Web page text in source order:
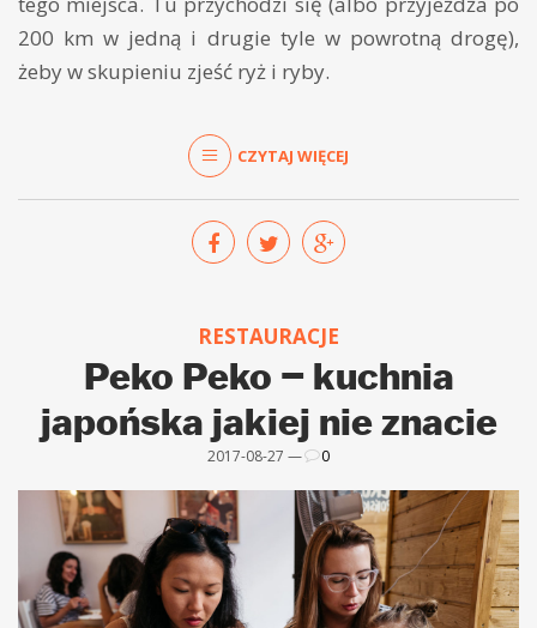
200 km w jedną i drugie tyle w powrotną drogę),
żeby w skupieniu zjeść ryż i ryby.
CZYTAJ WIĘCEJ
RESTAURACJE
Peko Peko – kuchnia
japońska jakiej nie znacie
2017-08-27 — 0